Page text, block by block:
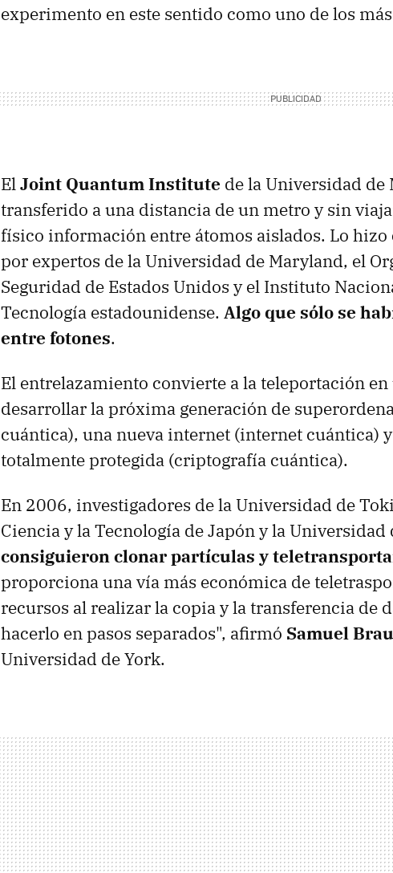
experimento en este sentido como uno de los
ElJoint Quantum Institute de la Universidad
transferido a una distancia de un metro y sin
físico información entre átomos aislados. Lo
por expertos de la Universidad de Maryland, el
Seguridad de Estados Unidos y el Instituto
Tecnología estadounidense. Algo que sólo se
entre fotones.
El entrelazamiento convierte a la teleportación
desarrollar la próxima generación de
cuántica), una nueva internet (internet cuántica)
totalmente protegida (criptografía cuántica).
En 2006, investigadores de la Universidad de
Ciencia y la Tecnología de Japón y la Universidad
consiguieron clonar partículas y
proporciona una vía más económica de
recursos al realizar la copia y la transferencia de
hacerlo en pasos separados", afirmó Samuel
Universidad de York.